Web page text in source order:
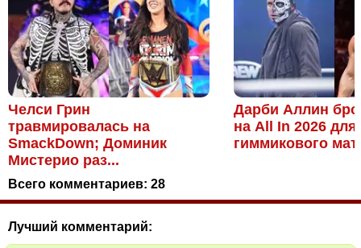
Челси Грин
травмировалась на
SmackDown; Доминик
Мистерио раз...
Дарби Аллин
на All In 2026 для
гиммикового
Всего комментариев: 28
Лучший комментарий: